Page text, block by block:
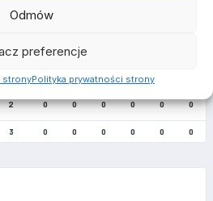
Odmów
preferencje
stronyPolityka prywatności strony
2 0 0 0 0 0 0
3 0 0 0 0 0 0